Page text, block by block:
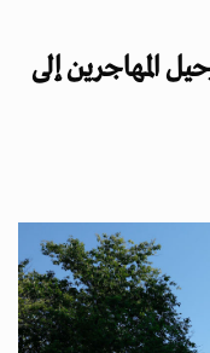
المهاجرين إلى